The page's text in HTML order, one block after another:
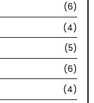
(6)
(4)
(5)
(6)
(4)